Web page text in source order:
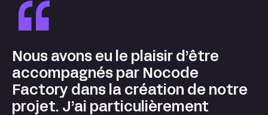
Nous avons eu le plaisir d’être
accompagnés par Nocode
Factory dans la création de notre
projet. J’ai particulièrement
“